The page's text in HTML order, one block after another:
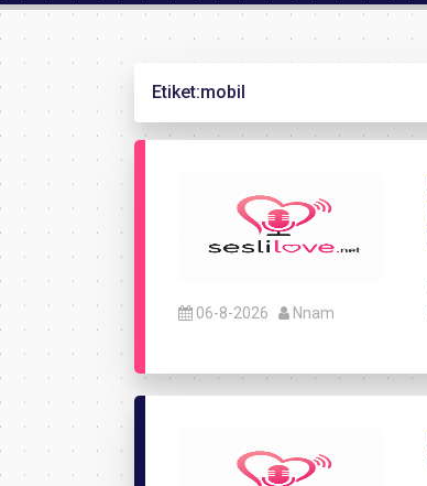
Etiket:mobil
06-8-2026 Nnam